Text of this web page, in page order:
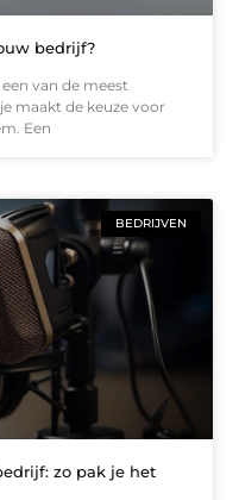
bedrijf?
van de meest
maakt de keuze voor
Een
BEDRIJVEN
zo pak je het